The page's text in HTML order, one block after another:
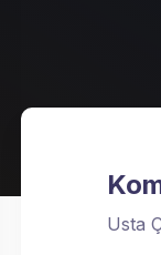
Usta